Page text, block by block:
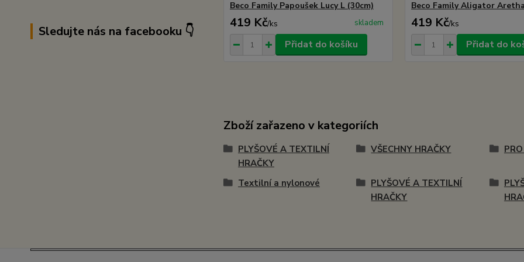
Sledujte nás na facebooku 👇
Beco Family Papoušek Lucy L (30cm)
419 Kč/ks skladem
Přidat do košíku
Beco Family Aligator
419 Kč/ks
Přidat do
Zboží zařazeno v kategoriích
PLYŠOVÉ A TEXTILNÍ
HRAČKY
VŠECHNY HRAČKY
Textilní a nylonové
PLYŠOVÉ A TEXTILNÍ
HRAČKY